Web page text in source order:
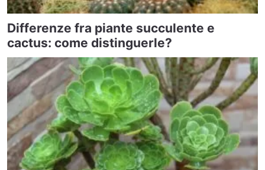
Differenze fra piante succulente e
cactus: come distinguerle?